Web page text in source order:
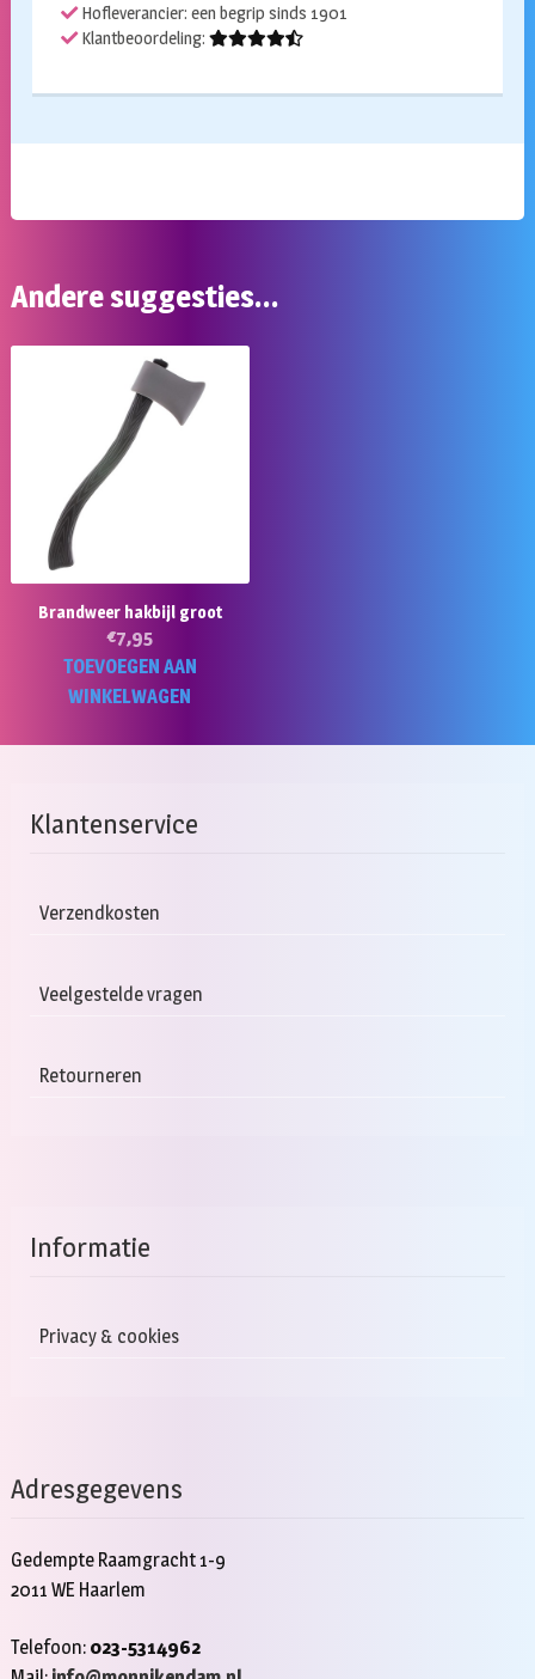
Hofleverancier: een begrip sinds 1901
Klantbeoordeling:
Andere suggesties…
Brandweer hakbijl groot
€7,95
TOEVOEGEN AAN
WINKELWAGEN
Klantenservice
Verzendkosten
Veelgestelde vragen
Retourneren
Informatie
Privacy & cookies
Adresgegevens
Gedempte Raamgracht 1-9
2011 WE Haarlem
Telefoon: 023-5314962